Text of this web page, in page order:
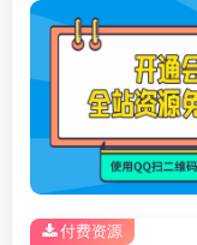
付费资源